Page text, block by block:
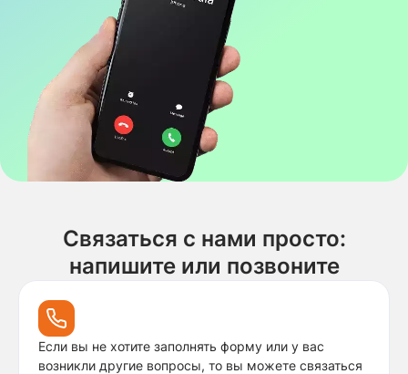
Связаться с нами просто:
напишите или позвоните
Если вы не хотите заполнять форму или у вас
возникли другие вопросы, то вы можете связаться